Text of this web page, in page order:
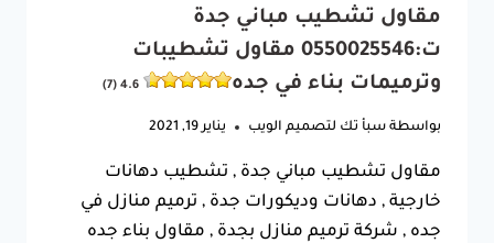
مقاول تشطيب مباني جدة
ت:0550025546 مقاول تشطيبات
وترميمات بناء في جده
4.6 (7)
بواسطة سبأ تك لتصميم الويب يناير 19, 2021
مقاول تشطيب مباني جدة , تشطيب دهانات
خارجية , دهانات وديكورات جدة , ترميم منازل في
جده , شركة ترميم منازل بجدة , مقاول بناء جده